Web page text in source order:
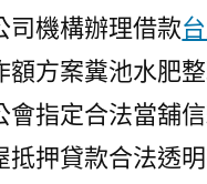
司機構辦理借款
額方案糞池水肥
會指定合法當舖
押貸款合法透